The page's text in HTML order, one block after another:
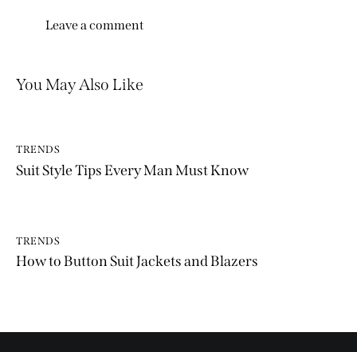
You May Also Like
TRENDS
Suit Style Tips Every Man Must Know
TRENDS
How to Button Suit Jackets and Blazers